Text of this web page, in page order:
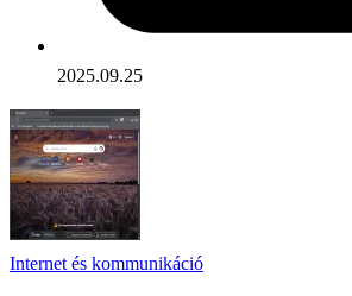
2025.09.25
Internet és kommunikáció